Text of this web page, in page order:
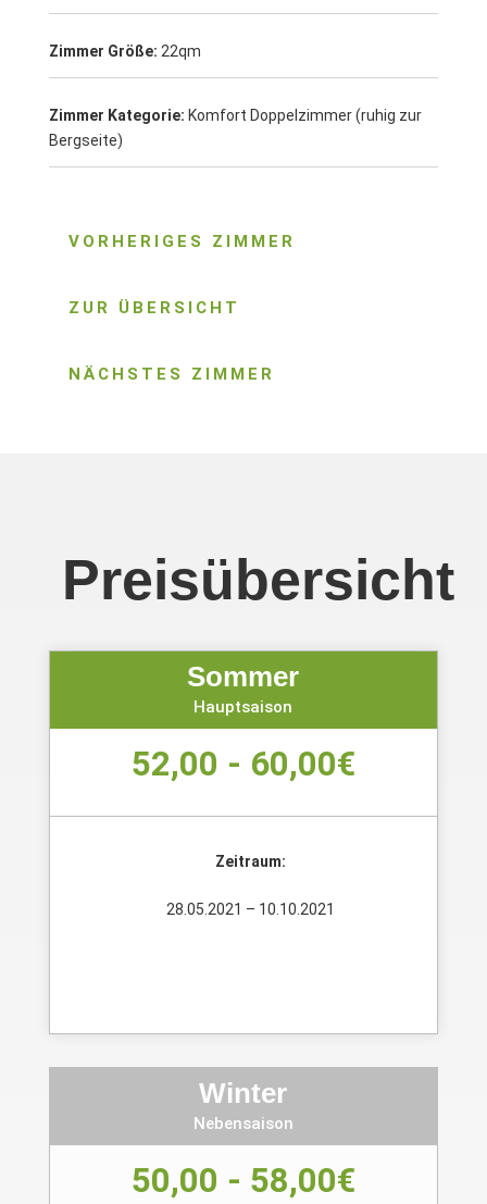
Zimmer Größe: 22qm
Zimmer Kategorie: Komfort Doppelzimmer (ruhig zur
Bergseite)
VORHERIGES ZIMMER
ZUR ÜBERSICHT
NÄCHSTES ZIMMER
Preisübersicht
Sommer
Hauptsaison
52,00 - 60,00€
Zeitraum:
28.05.2021 – 10.10.2021
Winter
Nebensaison
50,00 - 58,00€